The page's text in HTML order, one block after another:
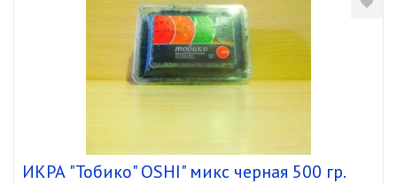
ИКРА "Тобико" OSHI" микс черная 500 гр.